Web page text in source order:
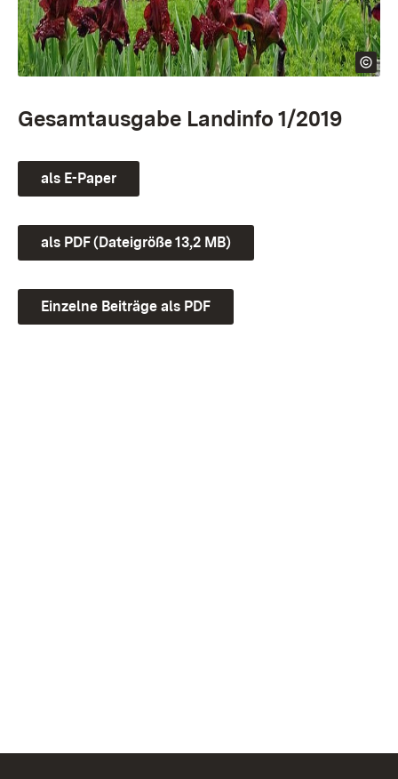
Gesamtausgabe Landinfo 1/2019
als E-Paper
als PDF (Dateigröße 13,2 MB)
Einzelne Beiträge als PDF